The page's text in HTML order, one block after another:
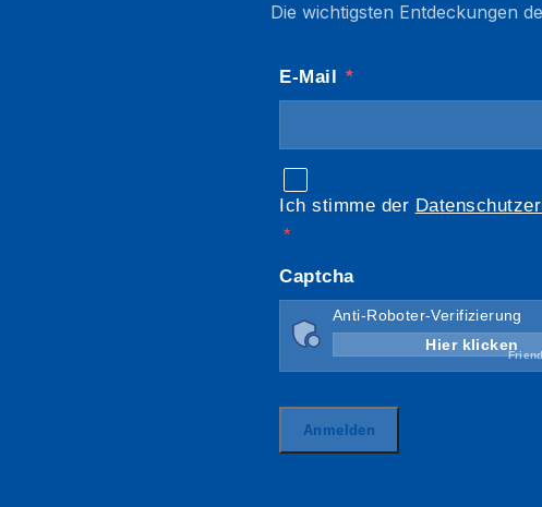
Die wichtigsten Entdeckungen